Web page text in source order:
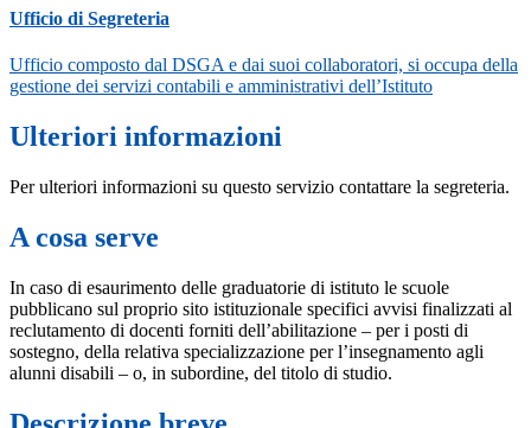
Ufficio di Segreteria
Ufficio composto dal DSGA e dai suoi collaboratori, si occupa della
gestione dei servizi contabili e amministrativi dell’Istituto
Ulteriori informazioni
Per ulteriori informazioni su questo servizio contattare la segreteria.
A cosa serve
In caso di esaurimento delle graduatorie di istituto le scuole
pubblicano sul proprio sito istituzionale specifici avvisi finalizzati al
reclutamento di docenti forniti dell’abilitazione – per i posti di
sostegno, della relativa specializzazione per l’insegnamento agli
alunni disabili – o, in subordine, del titolo di studio.